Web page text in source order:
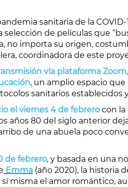
sanitaria de la
selección de películas que
no importa su origen,
coordinadora de este
vía plataforma
, un amplio espacio
sanitarios establecidos
el viernes 4 de febrero con la
años 80 del siglo anterior
de una abuela poco
de febrero, y basada en una
Emma (año 2020), la historia
misma el amor romántico,